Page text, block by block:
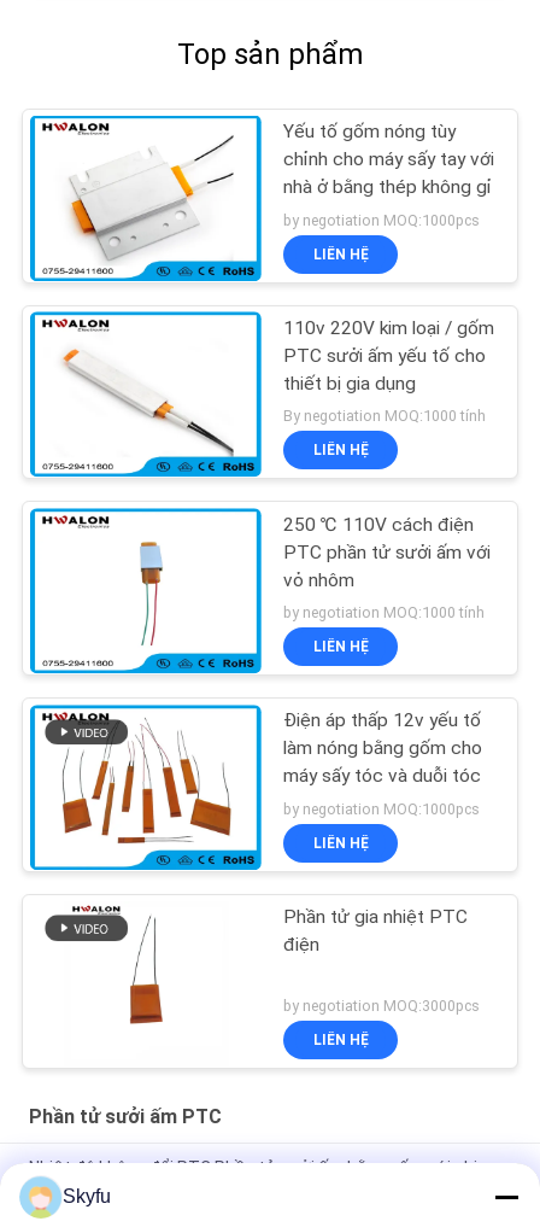
Top sản phẩm
Yếu tố gốm nóng tùy
chỉnh cho máy sấy tay với
nhà ở bằng thép không gỉ
by negotiation MOQ:1000pcs
LIÊN HỆ
110v 220V kim loại / gốm
PTC sưởi ấm yếu tố cho
thiết bị gia dụng
By negotiation MOQ:1000 tính
LIÊN HỆ
250 ℃ 110V cách điện
PTC phần tử sưởi ấm với
vỏ nhôm
by negotiation MOQ:1000 tính
LIÊN HỆ
Điện áp thấp 12v yếu tố
làm nóng bằng gốm cho
máy sấy tóc và duỗi tóc
by negotiation MOQ:1000pcs
LIÊN HỆ
Phần tử gia nhiệt PTC
điện
by negotiation MOQ:3000pcs
LIÊN HỆ
Phần tử sưởi ấm PTC
Nhiệt độ không đổi PTC Phần tử sưởi ấm bằng gốm với phim
cách điện
Skyfu